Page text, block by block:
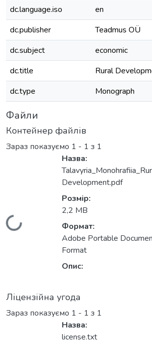
dc.language.iso
en
dc.publisher
Teadmus OÜ
dc.subject
economic
dc.title
Rural
dc.type
Monograph
Файли
Контейнер файлів
Зараз показуємо 1 - 1 з 1
Вантажиться...
Назва:
Development.pdf
Розмір:
2,2 MB
Формат:
Adobe Portable
Format
Опис:
Ліцензійна угода
Зараз показуємо 1 - 1 з 1
Назва:
license.txt